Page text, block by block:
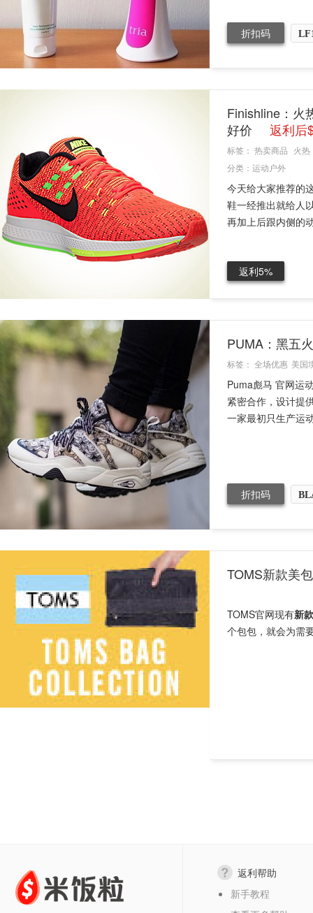
折扣码
Finishline：火
好价
返利后
标签： 热卖商品 火热
分类： 运动户外
今天给大家推荐的
鞋一经推出就给人
再加上后跟内侧的
返利5%
PUMA：黑五
标签： 全场优惠 美国
Puma彪马 官网运
紧密合作，设计提
一家最初只生产运
折扣码
TOMS新款美
TOMS官网现有新
个包包，就会为需
返利帮助
新手教程